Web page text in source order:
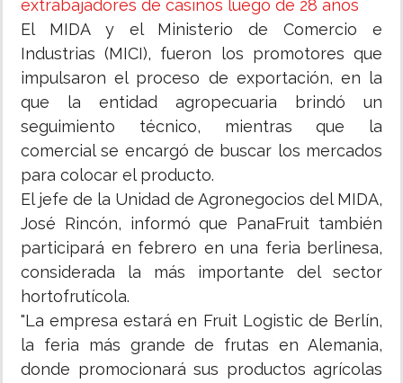
extrabajadores de casinos luego de 28 años
El MIDA y el Ministerio de Comercio e
Industrias (MICI), fueron los promotores que
impulsaron el proceso de exportación, en la
que la entidad agropecuaria brindó un
seguimiento técnico, mientras que la
comercial se encargó de buscar los mercados
para colocar el producto.
El jefe de la Unidad de Agronegocios del MIDA,
José Rincón, informó que PanaFruit también
participará en febrero en una feria berlinesa,
considerada la más importante del sector
hortofrutícola.
"La empresa estará en Fruit Logistic de Berlín,
la feria más grande de frutas en Alemania,
donde promocionará sus productos agrícolas